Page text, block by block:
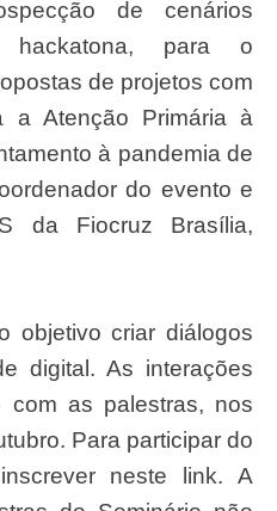
de cenários
para o
de projetos com
a Atenção Primária à
à pandemia de
do evento e
da Fiocruz Brasília,
objetivo criar diálogos
digital. As interações
com as palestras, nos
Para participar do
neste link. A